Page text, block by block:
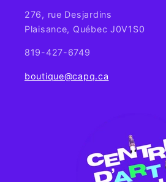
276, rue Desjardins
Plaisance, Québec J0V1S0
819-427-6749
boutique@capq.ca